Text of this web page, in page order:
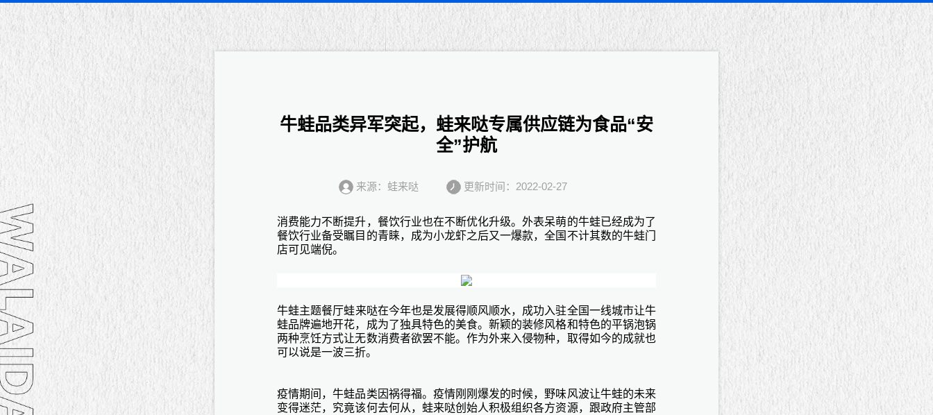
牛蛙品类异军突起，蛙来哒专属供应链为食品“安
全”护航
来源：蛙来哒 更新时间：2022-02-27
消费能力不断提升，餐饮行业也在不断优化升级。外表呆萌的牛蛙已经成为了
餐饮行业备受瞩目的青睐，成为小龙虾之后又一爆款，全国不计其数的牛蛙门
店可见端倪。
牛蛙主题餐厅蛙来哒在今年也是发展得顺风顺水，成功入驻全国一线城市让牛
蛙品牌遍地开花，成为了独具特色的美食。新颖的装修风格和特色的平锅泡锅
两种烹饪方式让无数消费者欲罢不能。作为外来入侵物种，取得如今的成就也
可以说是一波三折。
疫情期间，牛蛙品类因祸得福。疫情刚刚爆发的时候，野味风波让牛蛙的未来
变得迷茫，究竟该何去何从，蛙来哒创始人积极组织各方资源，跟政府主管部